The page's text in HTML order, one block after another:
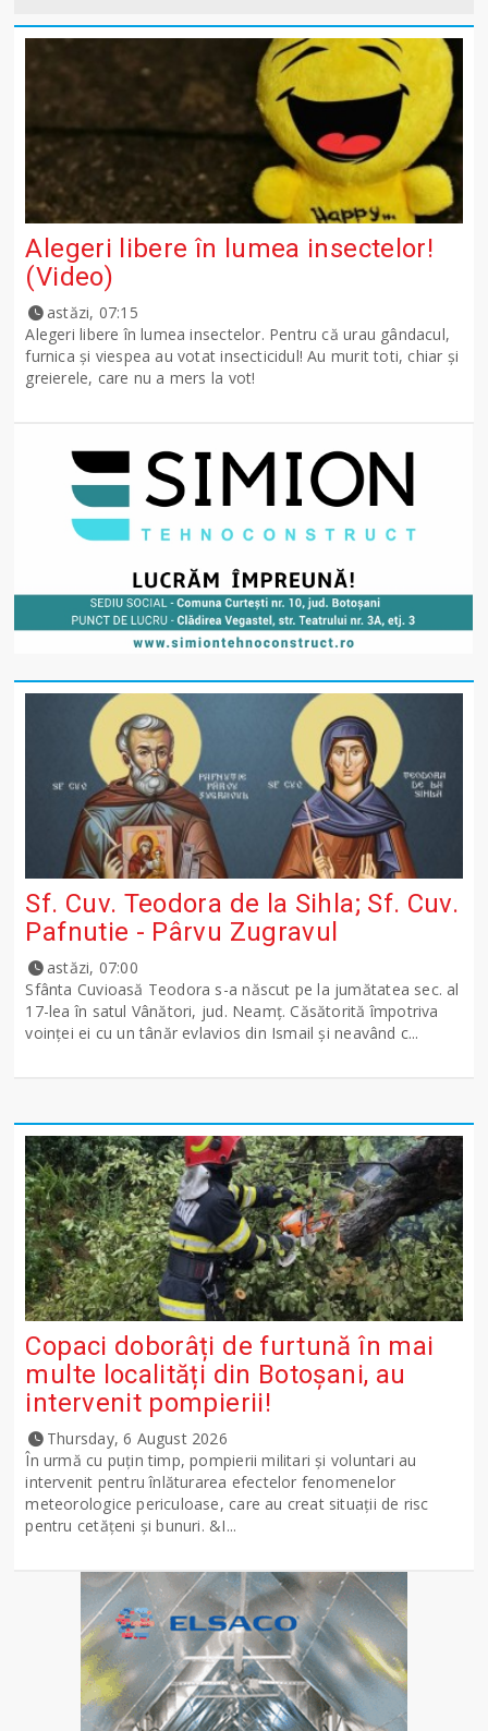
Alegeri libere în lumea insectelor!
(Video)
astăzi, 07:15
Alegeri libere în lumea insectelor. Pentru că urau gândacul,
furnica și viespea au votat insecticidul! Au murit toti, chiar și
greierele, care nu a mers la vot!
Sf. Cuv. Teodora de la Sihla; Sf. Cuv.
Pafnutie - Pârvu Zugravul
astăzi, 07:00
Sfânta Cuvioasă Teodora s-a născut pe la jumătatea sec. al
17-lea în satul Vânători, jud. Neamţ. Căsătorită împotriva
voinţei ei cu un tânăr evlavios din Ismail şi neavând c...
Copaci doborâți de furtună în mai
multe localități din Botoșani, au
intervenit pompierii!
Thursday, 6 August 2026
În urmă cu puțin timp, pompierii militari și voluntari au
intervenit pentru înlăturarea efectelor fenomenelor
meteorologice periculoase, care au creat situații de risc
pentru cetățeni și bunuri. &I...